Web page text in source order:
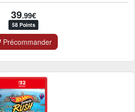
39.99€
58 Points
Précommander